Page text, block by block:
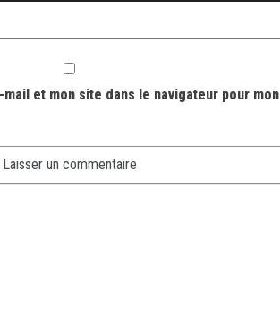
et mon site dans le navigateur pour mon